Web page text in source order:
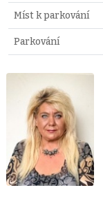
Míst k parkování
Parkování